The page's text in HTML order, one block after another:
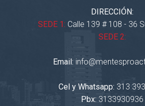
DIRECCIÓN:
SEDE 1: Calle 139 # 108 - 36
SEDE 2:
Email:
Cel y Whatsapp: 313
Pbx: 3133930936